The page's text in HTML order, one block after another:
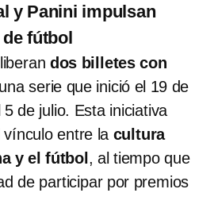
y Panini impulsan
fútbol
dos billetes con
serie que inició el 19 de
de julio. Esta iniciativa
vínculo entre la cultura
y el fútbol , al tiempo que
de participar por premios